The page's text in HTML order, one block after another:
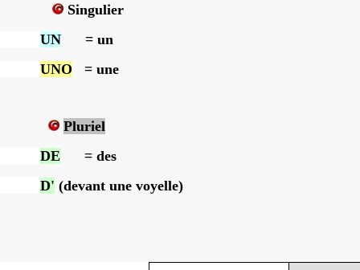
Singulier
UN
= un
UNO
= une
Pluriel
DE
= des
D' (devant une voyelle)